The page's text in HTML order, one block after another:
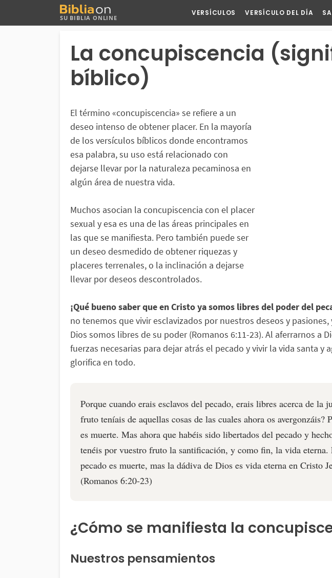
SU BIBLIA ONLINE
VERSÍCULOS VERSÍCULO DEL DÍA
Buscar
La concupiscencia
bíblico)
El término «concupiscencia» se refiere a un
deseo intenso de obtener placer. En la mayoría
de los versículos bíblicos donde encontramos
esa palabra, su uso está relacionado con
dejarse llevar por la naturaleza pecaminosa en
algún área de nuestra vida.
Muchos asocian la concupiscencia con el placer
sexual y esa es una de las áreas principales en
las que se manifiesta. Pero también puede ser
un deseo desmedido de obtener riquezas y
placeres terrenales, o la inclinación a dejarse
llevar por deseos descontrolados.
¡Qué bueno saber que en Cristo ya somos libres del poder del
no tenemos que vivir esclavizados por nuestros deseos y
Dios somos libres de su poder (Romanos 6:11-23). Al aferrarnos a
fuerzas necesarias para dejar atrás el pecado y vivir la vida santa y
glorifica en todo.
Porque cuando erais esclavos del pecado, erais libres acerca de la
fruto teníais de aquellas cosas de las cuales ahora os avergonzáis?
es muerte. Mas ahora que habéis sido libertados del pecado y
tenéis por vuestro fruto la santificación, y como fin, la vida eterna.
pecado es muerte, mas la dádiva de Dios es vida eterna en Cristo
(Romanos 6:20-23)
¿Cómo se manifiesta la
Nuestros pensamientos